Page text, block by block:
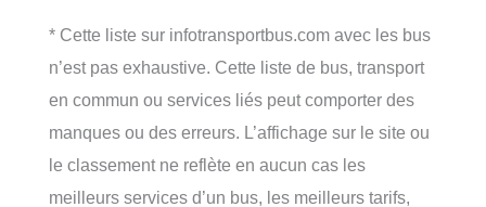
* Cette liste sur infotransportbus.com avec les bus
n’est pas exhaustive. Cette liste de bus, transport
en commun ou services liés peut comporter des
manques ou des erreurs. L’affichage sur le site ou
le classement ne reflète en aucun cas les
meilleurs services d’un bus, les meilleurs tarifs,